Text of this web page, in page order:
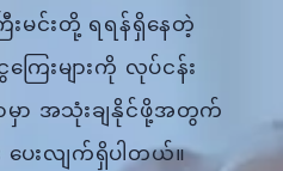
မင်းတို့ ရရန်ရှိနေတဲ့
ြေးများကို လုပ်ငန်း
ာ အသုံးချနိုင်ဖို့အတွက်
ပေးလျက်ရှိပါတယ်။